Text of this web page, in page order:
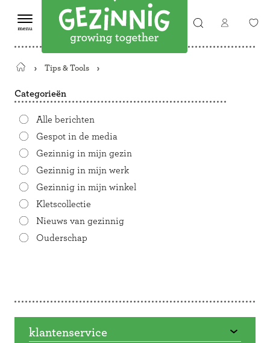
Terug
de
Tips & Tools
Categorieën
Alle berichten
Gespot in de media
Gezinnig in mijn gezin
Gezinnig in mijn werk
Gezinnig in mijn winkel
Kletscollectie
Nieuws van gezinnig
Ouderschap
klantenservice